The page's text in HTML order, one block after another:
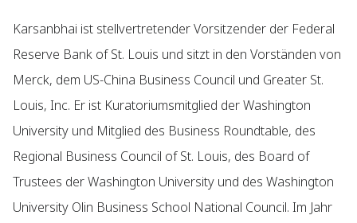
Karsanbhai ist stellvertretender Vorsitzender der Federal
Reserve Bank of St. Louis und sitzt in den Vorständen von
Merck, dem US-China Business Council und Greater St.
Louis, Inc. Er ist Kuratoriumsmitglied der Washington
University und Mitglied des Business Roundtable, des
Regional Business Council of St. Louis, des Board of
Trustees der Washington University und des Washington
University Olin Business School National Council. Im Jahr